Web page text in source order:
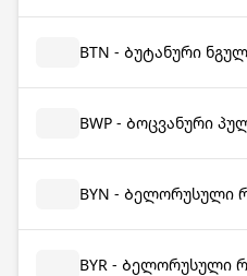
BTN - Ბუტანური
BWP - Ბოცვანური
BYN - Ბელორუსული
BYR - Ბელორუსული